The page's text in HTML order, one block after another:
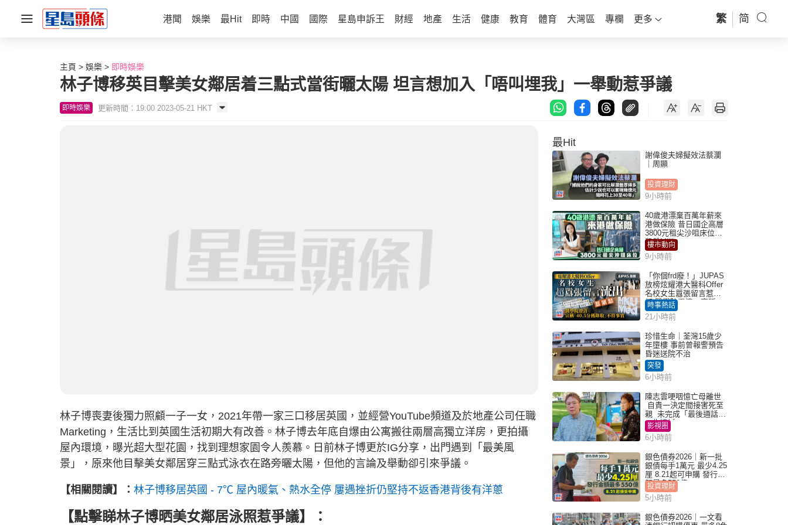
港聞 娛樂 最Hit 即時 中國 國際 星島申訴王 財經 地產 生活 健康 教育 體育 大灣區 專欄 更多 繁 简
主頁 娛樂 即時娛樂
林子博移英目擊美女鄰居着三點式當街曬太陽 坦言想加入「唔叫埋我」一舉動惹爭議
即時娛樂 更新時間：19:00 2023-05-21 HKT
林子博喪妻後獨力照顧一子一女，2021年帶一家三口移居英國，並經營YouTube頻道及於地產公司任職
Marketing，生活比到英國生活初期大有改善。林子博去年底自爆由公寓搬往兩層高獨立洋房，更拍攝
屋內環境，曝光超大型花園，找到理想家園令人羨慕。日前林子博更於IG分享，出門遇到「最美風
景」，原來他目擊美女鄰居穿三點式泳衣在路旁曬太陽，但他的言論及舉動卻引來爭議。
【相關閱讀】： 林子博移居英國 - 7℃ 屋內暖氣、熱水全停 屢遇挫折仍堅持不返香港背後有洋蔥
【點擊睇林子博晒美女鄰居泳照惹爭議】：
最Hit
謝偉俊夫婦擬效法蔡瀾
｜周顯
投資理財
9小時前
40歲港漂棄百萬年薪來
港做保險 昔日國企高層
3800元租尖沙咀床位｜
租盤Million
樓市動向
9小時前
「你個frd廢！」JUPAS
放榜炫耀港大醫科Offer
名校女生囂張留言惹眾
怒 醫學院澄清：宣稱
「40.5分獲錄取」不符事
實｜Juicy叮
時事熱話
21小時前
珍惜生命｜荃灣15歲少
年墮樓 事前曾報警預告
昏迷送院不治
突發
6小時前
陳志雲哽咽憶亡母離世
自責一決定間接害死至
親 未完成「最後通話」
一生遺憾
影視圈
6小時前
銀色債券2026｜新一批
銀債每手1萬元 最少4.25
厘 8.21起可申購 發行金
額最多550億
投資理財
5小時前
銀色債券2026｜一文看